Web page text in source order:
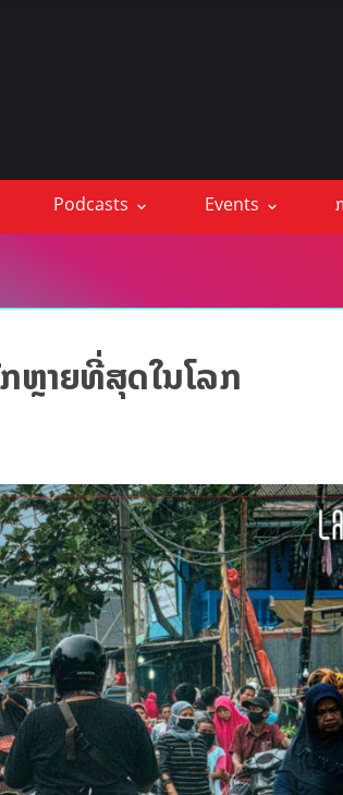
Podcasts Events
ຫຼາຍທີ່ສຸດໃນໂລກ